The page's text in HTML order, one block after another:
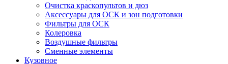
Очистка краскопультов и дюз
Аксессуары для ОСК и зон подготовки
Фильтры для ОСК
Колеровка
Воздушные фильтры
Сменные элементы
Кузовное